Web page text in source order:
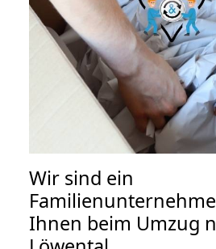
Wir sind ein
Ihnen beim Umzug